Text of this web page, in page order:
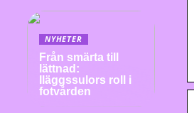
NYHETER
Från smärta till
lättnad:
Iläggssulors roll i
fotvården